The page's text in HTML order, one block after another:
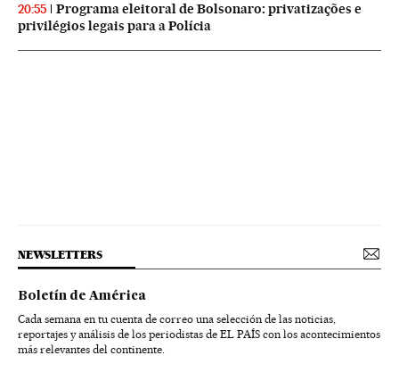
20:55
Programa eleitoral de Bolsonaro: privatizações e
privilégios legais para a Polícia
NEWSLETTERS
Boletín de América
Cada semana en tu cuenta de correo una selección de las noticias,
reportajes y análisis de los periodistas de EL PAÍS con los acontecimientos
más relevantes del continente.